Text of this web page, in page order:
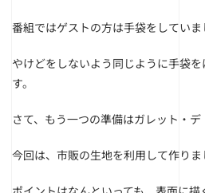
番組ではゲストの方は手袋をしていま
やけどをしないよう同じように手袋
す。
さて、もう一つの準備はガレット・デ
今回は、市販の生地を利用して作り